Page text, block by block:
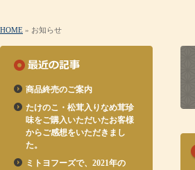
HOME » お知らせ
商品終売のご案内
たけのこ・松茸入りなめ茸珍
味をご購入いただいたお客様
からご感想をいただきまし
た。
ミトヨフーズで、2021年の